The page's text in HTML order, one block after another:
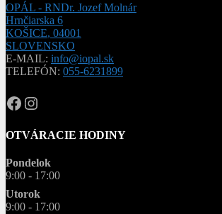
OPÁL - RNDr. Jozef Molnár
Hrnčiarska 6
KOŠICE, 04001
SLOVENSKO
E-MAIL: info@iopal.sk
TELEFÓN: 055-6231899
OPAL.drahokamy
opal.drahokamy
OTVÁRACIE HODINY
Pondelok
9:00 - 17:00
Utorok
9:00 - 17:00